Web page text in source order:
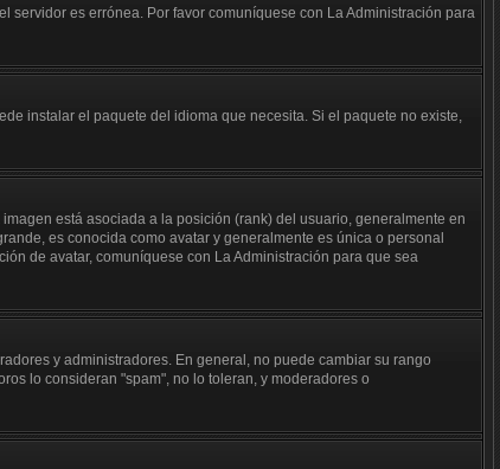
es errónea. Por favor comuníquese con La Administración para
instalar el paquete del idioma que necesita. Si el paquete no existe,
está asociada a la posición (rank) del usuario, generalmente en
es conocida como avatar y generalmente es única o personal
de avatar, comuníquese con La Administración para que sea
y administradores. En general, no puede cambiar su rango
lo consideran "spam", no lo toleran, y moderadores o